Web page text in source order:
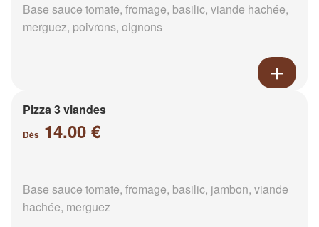
Base sauce tomate, fromage, basilic, viande hachée,
merguez, poivrons, oignons
Pizza 3 viandes
Dès 14.00 €
Base sauce tomate, fromage, basilic, jambon, viande
hachée, merguez